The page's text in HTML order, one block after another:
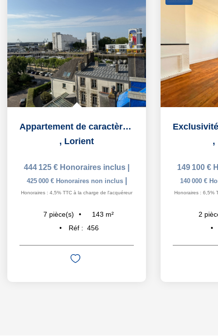
Appartement de caractère avec garage au dernier étage d'un...
, Lorient
444 125 € Honoraires inclus
425 000 € Honoraires non inclus
Honoraires : 4,5% TTC à la charge de l'acquéreur
7 pièce(s) 143 m²
Réf : 456
,
149 100 €
140 000 €
Honoraires : 6,5%
2